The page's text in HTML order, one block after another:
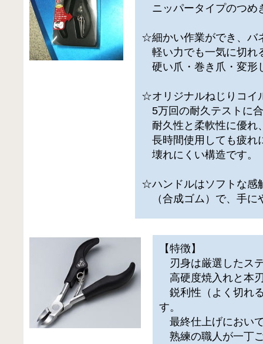
ニッパータイプのつめ
☆細かい作業ができ、バ
軽い力でも一気に切れ
硬い爪・巻き爪・変形
☆オリジナルねじりコイ
5万回の耐久テストに
耐久性と柔軟性に優れ
長時間使用しても疲れ
壊れにくい構造です。
☆ハンドルはソフトな感
（合成ゴム）で、手に
【特徴】
刃身は厳選したス
高硬度焼入れと本
鋭利性（よく切れ
す。
最終仕上げにおい
熟練の職人が一丁